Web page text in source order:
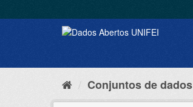
Conjuntos de dados